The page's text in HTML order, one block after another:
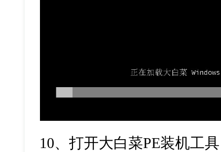
10、打开大白菜PE装机工